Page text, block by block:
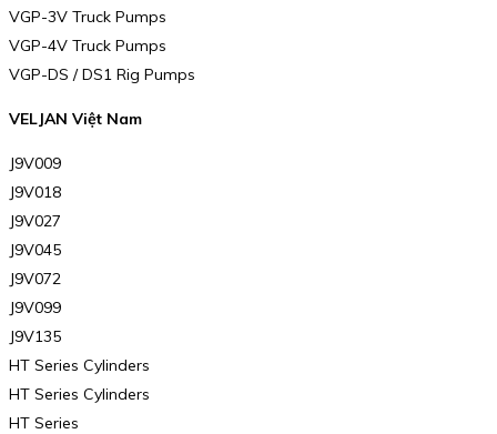
VGP-3V Truck Pumps
VGP-4V Truck Pumps
VGP-DS / DS1 Rig Pumps
VELJAN Việt Nam
J9V009
J9V018
J9V027
J9V045
J9V072
J9V099
J9V135
HT Series Cylinders
HT Series Cylinders
HT Series